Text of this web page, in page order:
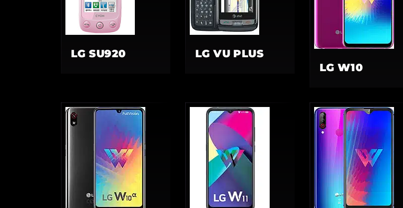
LG SU920
LG VU PLUS
LG W10